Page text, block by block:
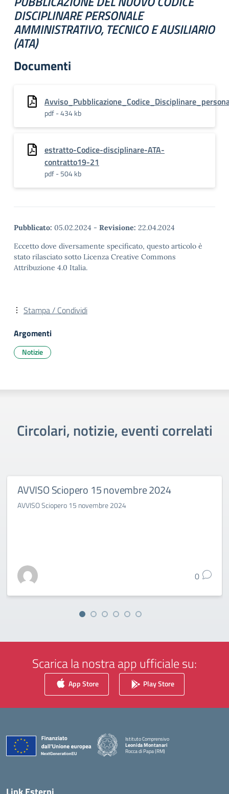
DISCIPLINARE PERSONALE
AMMINISTRATIVO, TECNICO E AUSILIARIO
(ATA)
Documenti
pdf - 434 kb
estratto-Codice-disciplinare-ATA-
contratto19-21
pdf - 504 kb
Pubblicato: 05.02.2024 - Revisione: 22.04.2024
Eccetto dove diversamente specificato, questo articolo è
stato rilasciato sotto Licenza Creative Commons
Attribuzione 4.0 Italia.
Stampa / Condividi
Argomenti
Notizie
Circolari, notizie, eventi correlati
AVVISO Sciopero 15 novembre 2024
AVVISO Sciopero 15 novembre 2024
0
Scarica la nostra app ufficiale su:
App Store Play Store
Istituto Comprensivo
Leonida Montanari
Rocca di Papa (RM)
— Visita la pagina iniziale della scuola